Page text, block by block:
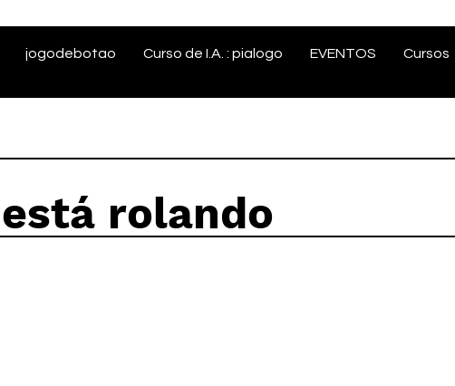
jogodebotao Curso de I.A. : pialogo EVENTOS Cursos
rolando